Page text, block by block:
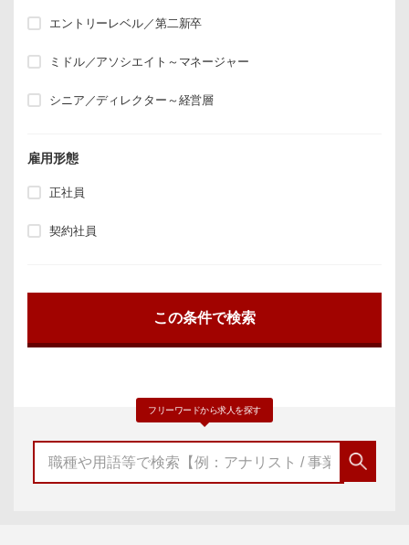
エントリーレベル／第二新卒
ミドル／アソシエイト～マネージャー
シニア／ディレクター～経営層
雇用形態
正社員
契約社員
フリーワードから求人を探す